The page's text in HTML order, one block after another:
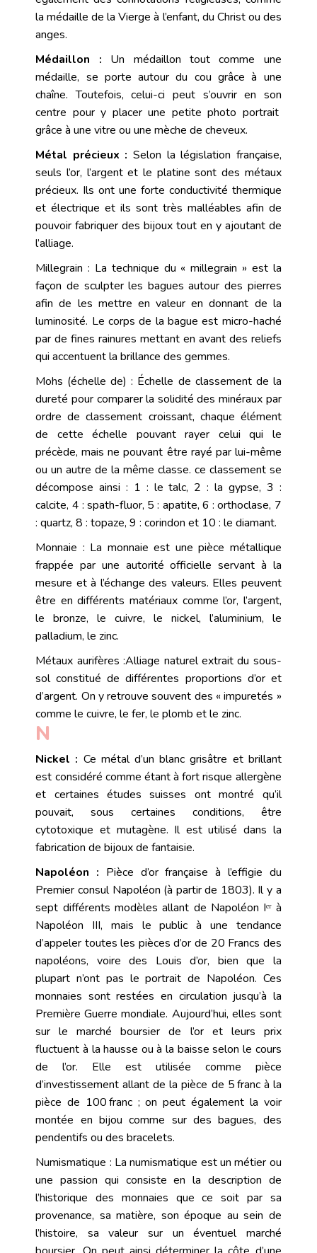
la médaille de la Vierge à l’enfant, du Christ ou des
anges.
Médaillon : Un médaillon tout comme une
médaille, se porte autour du cou grâce à une
chaîne. Toutefois, celui-ci peut s’ouvrir en son
centre pour y placer une petite photo portrait
grâce à une vitre ou une mèche de cheveux.
Métal précieux : Selon la législation française,
seuls l’or, l’argentet le platine sont des métaux
précieux. Ils ont une forte conductivité thermique
et électrique et ils sont très malléables afin de
pouvoir fabriquer des bijoux tout en y ajoutant de
l’alliage.
Millegrain : La technique du « millegrain » est la
façon de sculpter les bagues autour des pierres
afin de les mettre en valeur en donnant de la
luminosité. Le corps de la bague est micro-haché
par de fines rainures mettant en avant des reliefs
qui accentuent la brillance des gemmes.
Mohs (échelle de) : Échelle de classement de la
dureté pour comparer la solidité des minéraux par
ordre de classement croissant, chaque élément
de cette échelle pouvant rayer celui qui le
précède, mais ne pouvant être rayé par lui-même
ou un autre de la même classe. ce classement se
décompose ainsi : 1 : le talc, 2 : la gypse, 3 :
calcite, 4 : spath-fluor, 5 : apatite, 6 : orthoclase, 7
: quartz, 8 : topaze, 9 : corindon et 10 : le diamant.
Monnaie : La monnaie est une pièce métallique
frappée par une autorité officielle servant à la
mesure et à l’échange des valeurs. Elles peuvent
être en différents matériaux comme l’or, l’argent,
le bronze, le cuivre, le nickel, l’aluminium, le
palladium, le zinc.
Métaux aurifères :Alliage naturel extrait du sous-
sol constitué de différentes proportions d’oret
d’argent. On y retrouve souvent des « impuretés »
comme le cuivre, le fer, le plomb et le zinc.
N
Nickel : Ce métal d’un blanc grisâtre et brillant
est considéré comme étant à fort risque allergène
et certaines études suisses ont montré qu’il
pouvait, sous certaines conditions, être
cytotoxique et mutagène. Il est utilisé dans la
fabrication de bijoux de fantaisie.
Napoléon : Pièce d’or française à l’effigie du
Premier consul Napoléon (à partir de 1803). Il y a
sept différents modèles allant de Napoléon Iᵉʳ à
Napoléon III, mais le public à une tendance
d’appeler toutes les pièces d’or de 20 Francs des
napoléons, voire des Louis d’or, bien que la
plupart n’ont pas le portrait de Napoléon. Ces
monnaies sont restées en circulation jusqu’à la
Première Guerre mondiale. Aujourd’hui, elles sont
sur le marché boursier de l’or et leurs prix
fluctuent à la hausse ou à la baisse selon le cours
de l’or. Elle est utilisée comme pièce
d’investissement allant de la pièce de 5 franc à la
pièce de 100 franc ; on peut également la voir
montée en bijou comme sur des bagues, des
pendentifs ou des bracelets.
Numismatique : La numismatique est un métier ou
une passion qui consiste en la description de
l’historique des monnaies que ce soit par sa
provenance, sa matière, son époque au sein de
l’histoire, sa valeur sur un éventuel marché